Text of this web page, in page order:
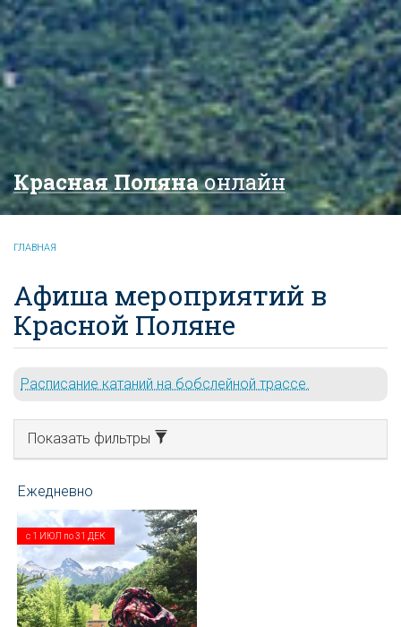
Красная Полянаонлайн
ГЛАВНАЯ
Афиша мероприятий в
Красной Поляне
Расписание катаний на бобслейной трассе.
Показать фильтры
с 1 ИЮЛ по31 ДЕК